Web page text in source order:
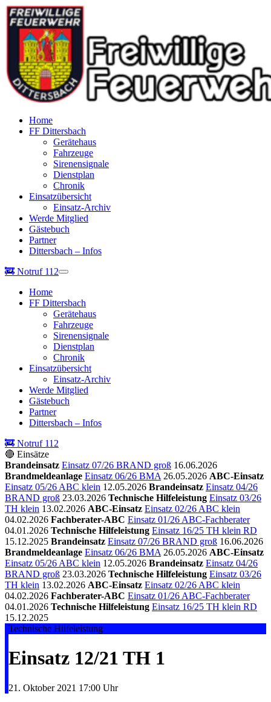
Home
FF Dittersbach
Gerätehaus
Fahrzeuge
Sirenensignale
Dienstplan
Chronik
Einsatzübersicht
Einsatz-Archiv
Werde Mitglied
Gästebuch
Partner
Dittersbach – Infos
🚒 Notruf 112
Home
FF Dittersbach
Gerätehaus
Fahrzeuge
Sirenensignale
Dienstplan
Chronik
Einsatzübersicht
Einsatz-Archiv
Werde Mitglied
Gästebuch
Partner
Dittersbach – Infos
🚒 Notruf 112
🔴 Einsätze
Brandeinsatz Einsatz 07/26 BRAND groß 16.06.2026
Brandmeldeanlage Einsatz 06/26 BMA 26.05.2026 ABC-Einsatz
Einsatz 05/26 ABC klein 12.05.2026 Brandeinsatz Einsatz 04/26
BRAND groß 23.03.2026 Technische Hilfeleistung Einsatz 03/26
TH klein 13.02.2026 ABC-Einsatz Einsatz 02/26 ABC klein
04.02.2026 Fachberater-ABC Einsatz 01/26 ABC-Fachberater
04.01.2026 Technische Hilfeleistung Einsatz 16/25 TH klein RD
15.12.2025 Brandeinsatz Einsatz 07/26 BRAND groß 16.06.2026
Brandmeldeanlage Einsatz 06/26 BMA 26.05.2026 ABC-Einsatz
Einsatz 05/26 ABC klein 12.05.2026 Brandeinsatz Einsatz 04/26
BRAND groß 23.03.2026 Technische Hilfeleistung Einsatz 03/26
TH klein 13.02.2026 ABC-Einsatz Einsatz 02/26 ABC klein
04.02.2026 Fachberater-ABC Einsatz 01/26 ABC-Fachberater
04.01.2026 Technische Hilfeleistung Einsatz 16/25 TH klein RD
15.12.2025
Technische Hilfeleistung
Einsatz 12/21 TH 1
21. Oktober 2021 17:00 Uhr